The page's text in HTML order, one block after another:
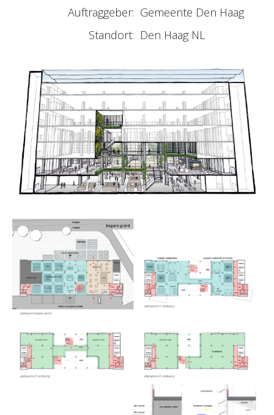
Auftraggeber: Gemeente Den Haag
Standort: Den Haag NL